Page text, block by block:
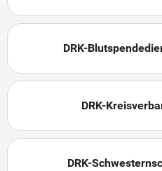
DRK-
DRK-
DRK-